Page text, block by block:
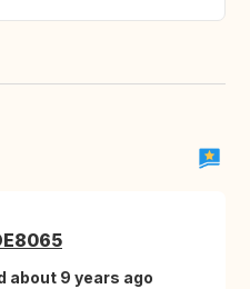
about 9 years ago